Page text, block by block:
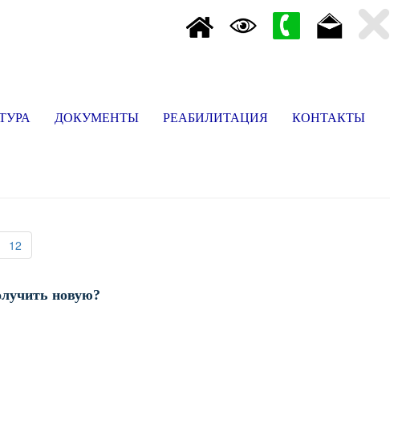
ДОКУМЕНТЫ РЕАБИЛИТАЦИЯ КОНТАКТЫ
12(current)
новую?